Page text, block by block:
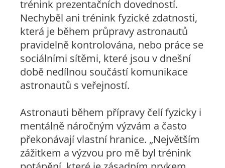
trénink prezentačních dovedností.
Nechyběl ani trénink fyzické zdatnosti,
která je během průpravy astronautů
pravidelně kontrolována, nebo práce se
sociálními sítěmi, které jsou v dnešní
době nedílnou součástí komunikace
astronautů s veřejností.
Astronauti během přípravy čelí fyzicky i
mentálně náročným výzvám a často
překonávají vlastní hranice. „Největším
zážitkem a výzvou pro mě byl trénink